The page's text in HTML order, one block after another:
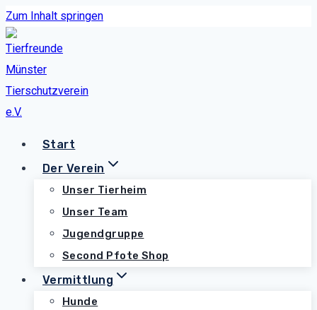
Zum Inhalt springen
Start
Der Verein
Unser Tierheim
Unser Team
Jugendgruppe
Second Pfote Shop
Vermittlung
Hunde